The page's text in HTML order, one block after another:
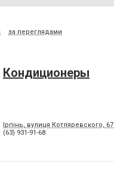
за переглядами
Кондиционеры
Ірпінь, вулиця Котляревского, 67
(63) 931-91-68